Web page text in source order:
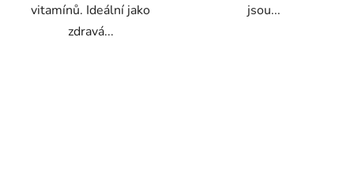
vitamínů. Ideální jako
zdravá...
jsou...